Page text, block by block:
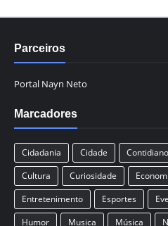
Parceiros
Portal Nayn Neto
Marcadores
Cidadania Cidade Contidiano
Cultura
Curiosidade
Entretenimento
Esportes
Humor
Musica Música